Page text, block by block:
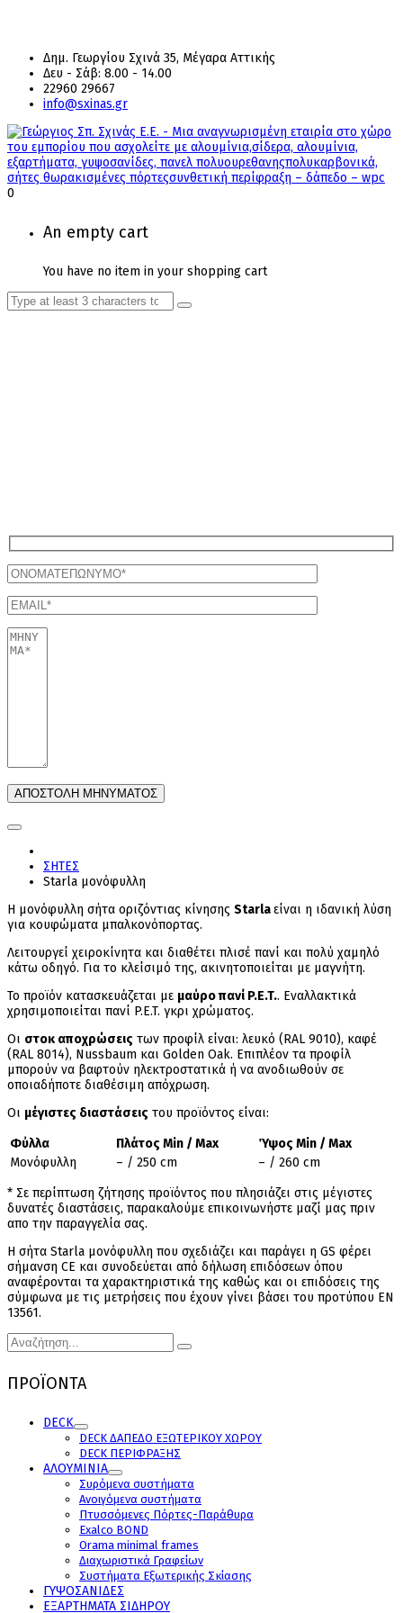
Δημ. Γεωργίου Σχινά 35, Μέγαρα Αττικής
Δευ - Σάβ: 8.00 - 14.00
22960 29667
info@sxinas.gr
0
An empty cart
You have no item in your shopping cart
ΣΗΤΕΣ
Starla μονόφυλλη
Η μονόφυλλη σήτα οριζόντιας κίνησης Starlaείναι η ιδανική λύση
για κουφώματα μπαλκονόπορτας.
Λειτουργεί χειροκίνητα και διαθέτει πλισέ πανί και πολύ χαμηλό
κάτω οδηγό. Για το κλείσιμό της, ακινητοποιείται με μαγνήτη.
Το προϊόν κατασκευάζεται με μαύρο πανί P.E.T.. Εναλλακτικά
χρησιμοποιείται πανί P.E.T. γκρι χρώματος.
Οι στοκ αποχρώσεις των προφίλ είναι: λευκό (RAL 9010), καφέ
(RAL 8014), Nussbaum και Golden Oak. Επιπλέον τα προφίλ
μπορούν να βαφτούν ηλεκτροστατικά ή να ανοδιωθούν σε
οποιαδήποτε διαθέσιμη απόχρωση.
Οι μέγιστες διαστάσεις του προϊόντος είναι:
Φύλλα
Πλάτος Min / Max Ύψος Min / Max
Μονόφυλλη
– / 250 cm
– / 260 cm
* Σε περίπτωση ζήτησης προϊόντος που πλησιάζει στις μέγιστες
δυνατές διαστάσεις, παρακαλούμε επικοινωνήστε μαζί μας πριν
απο την παραγγελία σας.
Η σήτα Starla μονόφυλλη που σχεδιάζει και παράγει η GS φέρει
σήμανση CE και συνοδεύεται από δήλωση επιδόσεων όπου
αναφέρονται τα χαρακτηριστικά της καθώς και οι επιδόσεις της
σύμφωνα με τις μετρήσεις που έχουν γίνει βάσει του προτύπου ΕΝ
13561.
ΠΡΟΪΟΝΤΑ
DECK
DECK ΔΑΠΕΔΟ ΕΞΩΤΕΡΙΚΟΥ ΧΩΡΟΥ
DECK ΠΕΡΙΦΡΑΞΗΣ
ΑΛΟΥΜΙΝΙΑ
Συρόμενα συστήματα
Ανοιγόμενα συστήματα
Πτυσσόμενες Πόρτες-Παράθυρα
Exalco BOND
Orama minimal frames
Διαχωριστικά Γραφείων
Συστήματα Εξωτερικής Σκίασης
ΓΥΨΟΣΑΝΙΔΕΣ
ΕΞΑΡΤΗΜΑΤΑ ΣΙΔΗΡΟΥ